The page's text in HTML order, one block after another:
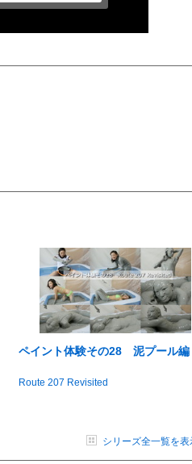
ペイント体験その28 泥プール編
Route 207 Revisited
シリーズ全一覧を表